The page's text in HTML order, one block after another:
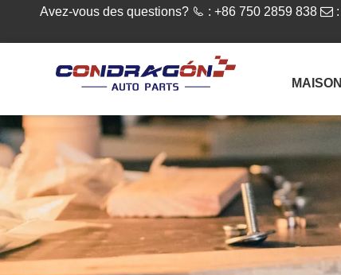
Avez-vous des questions?  : +86 750 2859 838  :
MAISON